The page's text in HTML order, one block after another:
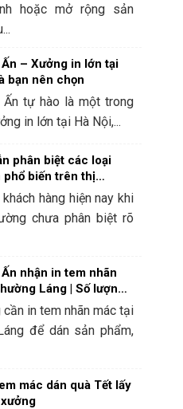
hoặc mở rộng sản
– Xưởng in lớn tại
bạn nên chọn
Ấn tự hào là một trong
in lớn tại Hà Nội,...
phân biệt các loại
phổ biến trên thị
khách hàng hiện nay khi
chưa phân biệt rõ
nhận in tem nhãn
Láng | Số lượng
cần in tem nhãn mác tại
để dán sản phẩm,
mác dán quà Tết lấy